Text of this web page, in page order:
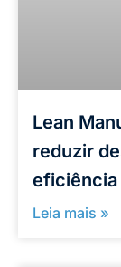
Lean
reduzir
eficiência
Leia mais »